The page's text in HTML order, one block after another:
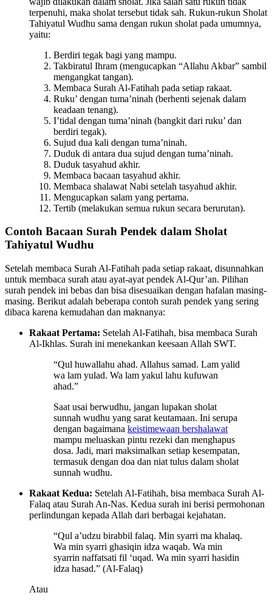
terpenuhi, maka sholat tersebut tidak sah. Rukun-rukun Sholat
Tahiyatul Wudhu sama dengan rukun sholat pada umumnya,
yaitu:
Berdiri tegak bagi yang mampu.
Takbiratul Ihram (mengucapkan “Allahu Akbar” sambil
mengangkat tangan).
Membaca Surah Al-Fatihah pada setiap rakaat.
Ruku’ dengan tuma’ninah (berhenti sejenak dalam
keadaan tenang).
I’tidal dengan tuma’ninah (bangkit dari ruku’ dan
berdiri tegak).
Sujud dua kali dengan tuma’ninah.
Duduk di antara dua sujud dengan tuma’ninah.
Duduk tasyahud akhir.
Membaca bacaan tasyahud akhir.
Membaca shalawat Nabi setelah tasyahud akhir.
Mengucapkan salam yang pertama.
Tertib (melakukan semua rukun secara berurutan).
Contoh Bacaan Surah Pendek dalam Sholat
Tahiyatul Wudhu
Setelah membaca Surah Al-Fatihah pada setiap rakaat, disunnahkan
untuk membaca surah atau ayat-ayat pendek Al-Qur’an. Pilihan
surah pendek ini bebas dan bisa disesuaikan dengan hafalan masing-
masing. Berikut adalah beberapa contoh surah pendek yang sering
dibaca karena kemudahan dan maknanya:
Rakaat Pertama: Setelah Al-Fatihah, bisa membaca Surah
Al-Ikhlas. Surah ini menekankan keesaan Allah SWT.
“Qul huwallahu ahad. Allahus samad. Lam yalid
wa lam yulad. Wa lam yakul lahu kufuwan
ahad.”
Saat usai berwudhu, jangan lupakan sholat
sunnah wudhu yang sarat keutamaan. Ini serupa
dengan bagaimana keistimewaan bershalawat
mampu meluaskan pintu rezeki dan menghapus
dosa. Jadi, mari maksimalkan setiap kesempatan,
termasuk dengan doa dan niat tulus dalam sholat
sunnah wudhu.
Rakaat Kedua: Setelah Al-Fatihah, bisa membaca Surah Al-
Falaq atau Surah An-Nas. Kedua surah ini berisi permohonan
perlindungan kepada Allah dari berbagai kejahatan.
“Qul a’udzu birabbil falaq. Min syarri ma khalaq.
Wa min syarri ghasiqin idza waqab. Wa min
syarrin naffatsati fil ‘uqad. Wa min syarri hasidin
idza hasad.” (Al-Falaq)
Atau